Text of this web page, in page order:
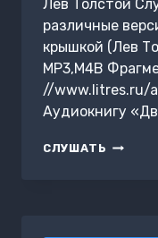
Лев Толстой
различные
крышкой (Лев
MP3,M4B
//www.litres.ru/
Аудиокнигу
СЛУШАТЬ ДВЕ